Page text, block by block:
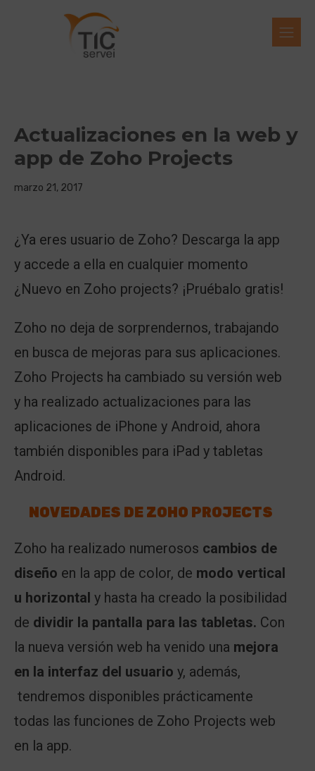
Actualizaciones en la web y
app de Zoho Projects
marzo 21, 2017
¿Ya eres usuario de Zoho? Descarga la app
y accede a ella en cualquier momento
¿Nuevo en Zoho projects? ¡Pruébalo gratis!
Zoho no deja de sorprendernos, trabajando
en busca de mejoras para sus aplicaciones.
Zoho Projects ha cambiado su versión web
y ha realizado actualizaciones para las
aplicaciones de iPhone y Android, ahora
también disponibles para iPad y tabletas
Android.
NOVEDADES DE ZOHO PROJECTS
Zoho ha realizado numerosos cambios de
diseño en la app de color, de modo vertical
u horizontal y hasta ha creado la posibilidad
de dividir la pantalla para las tabletas. Con
la nueva versión web ha venido una mejora
en la interfaz del usuario y, además,
tendremos disponibles prácticamente
todas las funciones de Zoho Projects web
en la app.